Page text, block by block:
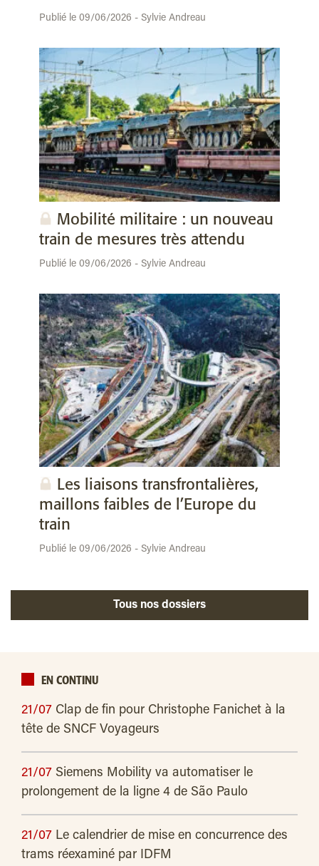
Publié le 09/06/2026 - Sylvie Andreau
Mobilité militaire : un nouveau
train de mesures très attendu
Publié le 09/06/2026 - Sylvie Andreau
Les liaisons transfrontalières,
maillons faibles de l’Europe du
train
Publié le 09/06/2026 - Sylvie Andreau
Tous nos dossiers
EN CONTINU
21/07 Clap de fin pour Christophe Fanichet à la
tête de SNCF Voyageurs
21/07 Siemens Mobility va automatiser le
prolongement de la ligne 4 de São Paulo
21/07 Le calendrier de mise en concurrence des
trams réexaminé par IDFM